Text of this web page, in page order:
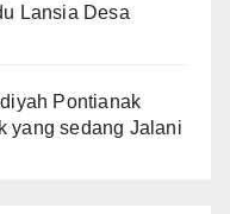
Lansia Desa
Pontianak
yang sedang Jalani